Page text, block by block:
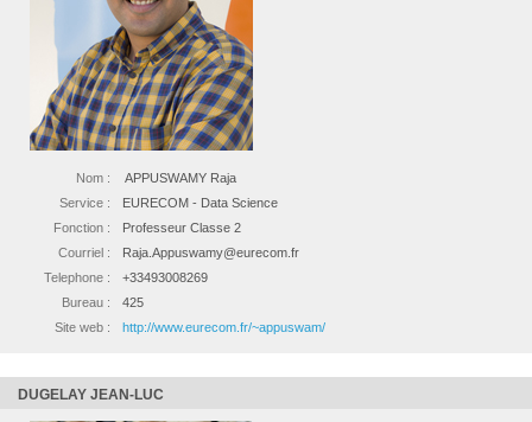
Nom :
APPUSWAMY Raja
Service :
EURECOM - Data Science
Fonction :
Professeur Classe 2
Courriel :
Raja.Appuswamy@eurecom.fr
Telephone :
+33493008269
Bureau :
425
Site web :
http://www.eurecom.fr/~appuswam/
DUGELAY JEAN-LUC